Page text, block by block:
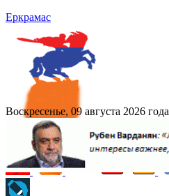
Еркрамас
Воскресенье, 09 августа 2026 года